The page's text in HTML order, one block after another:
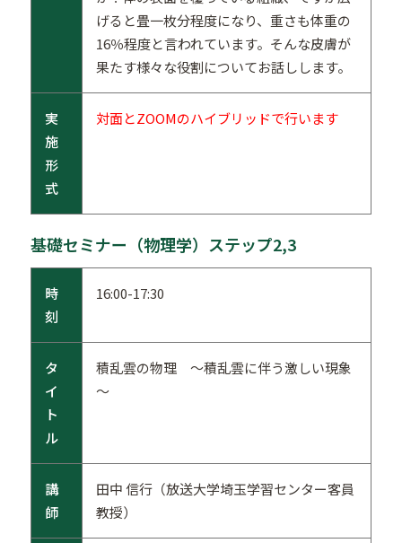
げると畳一枚分程度になり、重さも体重の
16％程度と言われています。そんな皮膚が
果たす様々な役割についてお話しします。
実
施
形
式
対面とZOOMのハイブリッドで行います
基礎セミナー（物理学）ステップ2,3
時
刻
16:00-17:30
タ
イ
ト
ル
積乱雲の物理 ～積乱雲に伴う激しい現象
～
講
師
田中 信行（放送大学埼玉学習センター客員
教授）